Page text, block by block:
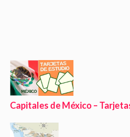
Capitales de México –